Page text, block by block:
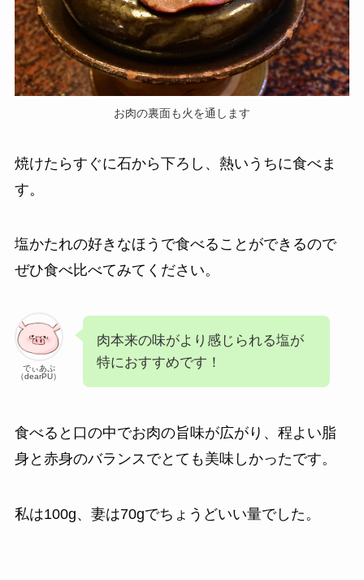
お肉の裏面も火を通します
焼けたらすぐに石から下ろし、熱いうちに食べま
す。
塩かたれの好きなほうで食べることができるので
ぜひ食べ比べてみてください。
でぃあぷ
（dearPU）
肉本来の味がより感じられる塩が
特におすすめです！
食べると口の中でお肉の旨味が広がり、程よい脂
身と赤身のバランスでとても美味しかったです。
私は100g、妻は70gでちょうどいい量でした。